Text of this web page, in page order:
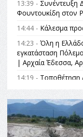
13:39 - Συνέντευξη
Φουντουκίδη στον
14:44 - Κάλεσμα
14:23 - Όλη η
εγκατάσταση
| Αρχαία Έδεσσα,
14:19 - Τοποθέτηση
Αναθεώρηση του
θεσμικές
στις επόμενες γενιές»
16:35 -Το
Champions League!